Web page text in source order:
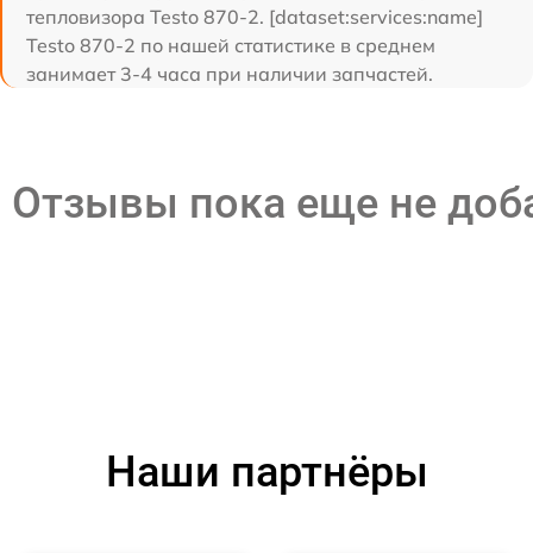
тепловизора Testo 870-2. [dataset:services:name]
Testo 870-2 по нашей статистике в среднем
занимает 3-4 часа при наличии запчастей.
Отзывы пока еще не
Наши партнёры